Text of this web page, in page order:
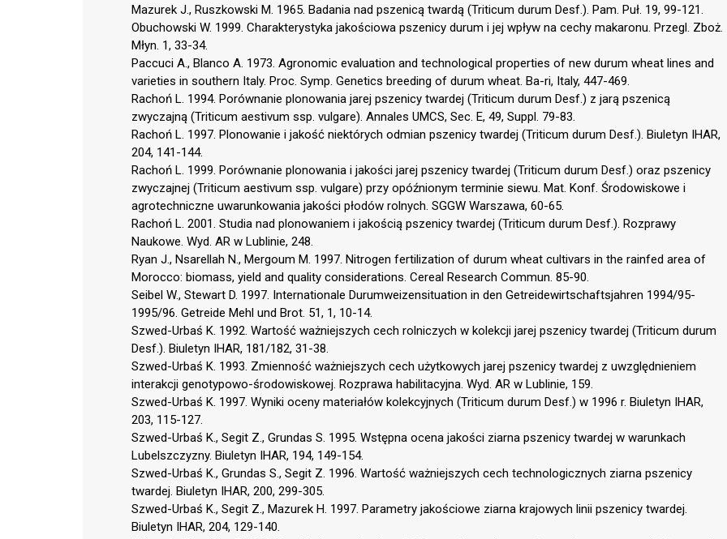
Mazurek J., Ruszkowski M. 1965. Badania nad pszenicą twardą (Triticum durum Desf.). Pam. Puł. 19, 99-121.
Obuchowski W. 1999. Charakterystyka jakościowa pszenicy durum i jej wpływ na cechy makaronu. Przegl. Zboż.
Młyn. 1, 33-34.
Paccuci A., Blanco A. 1973. Agronomic evaluation and technological properties of new durum wheat lines and
varieties in southern Italy. Proc. Symp. Genetics breeding of durum wheat. Ba-ri, Italy, 447-469.
Rachoń L. 1994. Porównanie plonowania jarej pszenicy twardej (Triticum durum Desf.) z jarą pszenicą
zwyczajną (Triticum aestivum ssp. vulgare). Annales UMCS, Sec. E, 49, Suppl. 79-83.
Rachoń L. 1997. Plonowanie i jakość niektórych odmian pszenicy twardej (Triticum durum Desf.). Biuletyn IHAR,
204, 141-144.
Rachoń L. 1999. Porównanie plonowania i jakości jarej pszenicy twardej (Triticum durum Desf.) oraz pszenicy
zwyczajnej (Triticum aestivum ssp. vulgare) przy opóźnionym terminie siewu. Mat. Konf. Środowiskowe i
agrotechniczne uwarunkowania jakości płodów rolnych. SGGW Warszawa, 60-65.
Rachoń L. 2001. Studia nad plonowaniem i jakością pszenicy twardej (Triticum durum Desf.). Rozprawy
Naukowe. Wyd. AR w Lublinie, 248.
Ryan J., Nsarellah N., Mergoum M. 1997. Nitrogen fertilization of durum wheat cultivars in the rainfed area of
Morocco: biomass, yield and quality considerations. Cereal Research Commun. 85-90.
Seibel W., Stewart D. 1997. Internationale Durumweizensituation in den Getreidewirtschaftsjahren 1994/95-
1995/96. Getreide Mehl und Brot. 51, 1, 10-14.
Szwed-Urbaś K. 1992. Wartość ważniejszych cech rolniczych w kolekcji jarej pszenicy twardej (Triticum durum
Desf.). Biuletyn IHAR, 181/182, 31-38.
Szwed-Urbaś K. 1993. Zmienność ważniejszych cech użytkowych jarej pszenicy twardej z uwzględnieniem
interakcji genotypowo-środowiskowej. Rozprawa habilitacyjna. Wyd. AR w Lublinie, 159.
Szwed-Urbaś K. 1997. Wyniki oceny materiałów kolekcyjnych (Triticum durum Desf.) w 1996 r. Biuletyn IHAR,
203, 115-127.
Szwed-Urbaś K., Segit Z., Grundas S. 1995. Wstępna ocena jakości ziarna pszenicy twardej w warunkach
Lubelszczyzny. Biuletyn IHAR, 194, 149-154.
Szwed-Urbaś K., Grundas S., Segit Z. 1996. Wartość ważniejszych cech technologicznych ziarna pszenicy
twardej. Biuletyn IHAR, 200, 299-305.
Szwed-Urbaś K., Segit Z., Mazurek H. 1997. Parametry jakościowe ziarna krajowych linii pszenicy twardej.
Biuletyn IHAR, 204, 129-140.